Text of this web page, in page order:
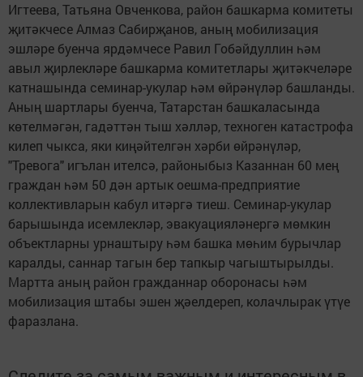
Игтеева, Татьяна Овченкова, район башкарма комитеты
җитәкчесе Алмаз Сабирҗанов, аның мобилизация
эшләре буенча ярдәмчесе Равил Гобәйдуллин һәм
авыл җирлекләре башкарма комитетлары җитәкчеләре
катнашында семинар-укулар һәм өйрәнүләр башланды.
Аның шартлары буенча, Татарстан башкаласында
көтелмәгән, гадәттән тыш хәлләр, техноген катастрофа
килеп чыкса, яки киңәйтелгән хәрби өйрәнүләр,
"Тревога" игълан ителсә, районыбыз Казаннан 60 мең
граждан һәм 50 дән артык оешма-предприятие
коллективларын кабул итәргә тиеш. Семинар-укулар
барышында исемлекләр, эвакуацияләнергә мөмкин
объектларны урнаштыру һәм башка мөһим бурычлар
каралды, саннар тагын бер тапкыр чагыштырылды.
Мартта аның район гражданнар оборонасы һәм
мобилизация штабы эшен җәелдереп, колачлырак үтүе
фаразлана.